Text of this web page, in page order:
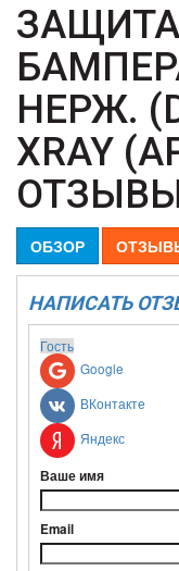
НЕРЖ.
XRAY
ОБЗОР
НАПИСАТЬ
Гость
Google
ВКонтакте
Яндекс
Ваше имя
Email